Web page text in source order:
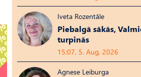
Iveta Rozentāle
Piebalgā sākās,
turpinās
15:07, 5. Aug, 2026
Agnese Leiburga